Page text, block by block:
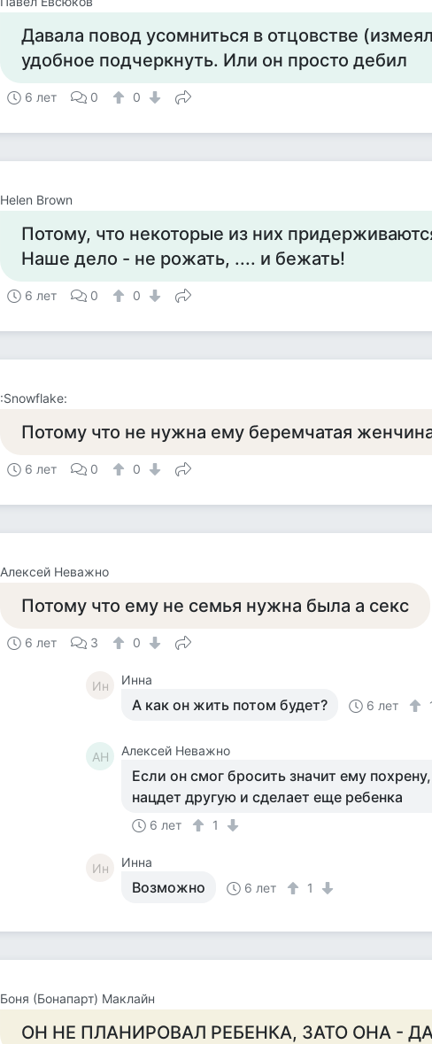
Давала повод усомниться в отцовстве
удобное подчеркнуть. Или он просто дебил
6 лет 0 0
Helen Brown
Потому, что некоторые из них
Наше дело - не рожать, .... и бежать!
6 лет 0 0
:Snowflake:
Потому что не нужна ему беремчатая
6 лет 0 0
Алексей Неважно
Потому что ему не семья нужна была а секс
6 лет 3 0
Ин Инна
А как он жить потом будет? 6 лет
АН Алексей Неважно
Если он смог бросить значит ему
нацдет другую и сделает еще ребенка
6 лет 1
Ин Инна
Возможно 6 лет 1
Боня (Бонапарт) Маклайн
ОН НЕ ПЛАНИРОВАЛ РЕБЕНКА, ЗАТО ОНА -